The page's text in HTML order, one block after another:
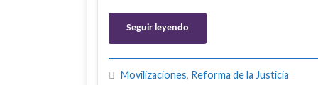
Seguir leyendo
Movilizaciones, Reforma de la Justicia